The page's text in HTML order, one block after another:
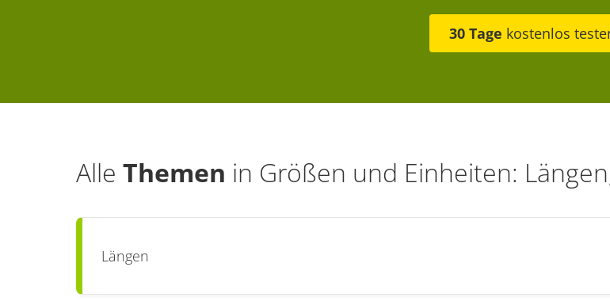
30 Tage kostenlos
Alle Themen in Größen und Einheiten:
Längen